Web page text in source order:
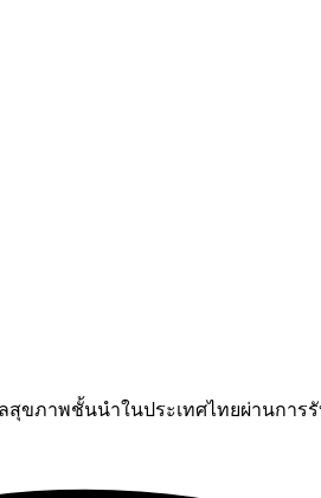
พชั้นนำในประเทศไทยผ่านการรับร